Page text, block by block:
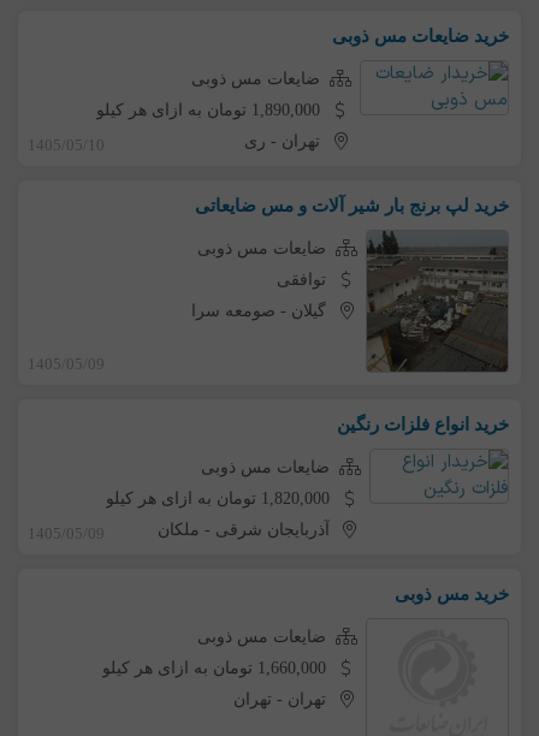
خرید ضایعات مس ذوبی
ضایعات مس ذوبی
1,890,000 تومان به ازای هر کیلو
تهران - ری 1405/05/10
خرید لپ برنج بار شیر آلات و مس ضایعاتی
ضایعات مس ذوبی
توافقی
گیلان - صومعه سرا
1405/05/09
خرید انواع فلزات رنگین
ضایعات مس ذوبی
1,820,000 تومان به ازای هر کیلو
آذربایجان شرقی - ملکان 1405/05/09
خرید مس ذوبی
ضایعات مس ذوبی
1,660,000 تومان به ازای هر کیلو
تهران - تهران